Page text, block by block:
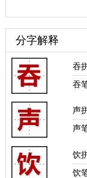
分字解释
吞
吞
声
声
饮
饮